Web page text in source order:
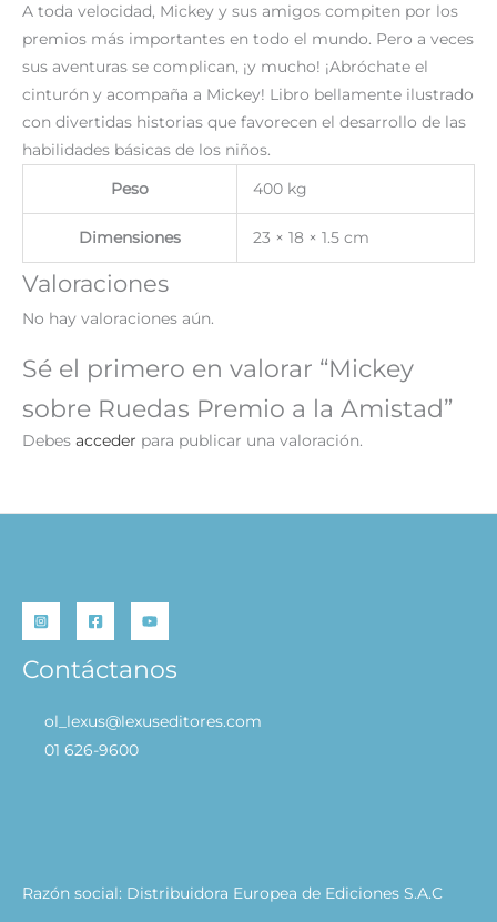
A toda velocidad, Mickey y sus amigos compiten por los
premios más importantes en todo el mundo. Pero a veces
sus aventuras se complican, ¡y mucho! ¡Abróchate el
cinturón y acompaña a Mickey! Libro bellamente ilustrado
con divertidas historias que favorecen el desarrollo de las
habilidades básicas de los niños.
Peso 400 kg
Dimensiones 23 × 18 × 1.5 cm
Valoraciones
No hay valoraciones aún.
Sé el primero en valorar “Mickey
sobre Ruedas Premio a la Amistad”
Debes acceder para publicar una valoración.
Contáctanos
ol_lexus@lexuseditores.com
01 626-9600
Razón social: Distribuidora Europea de Ediciones S.A.C